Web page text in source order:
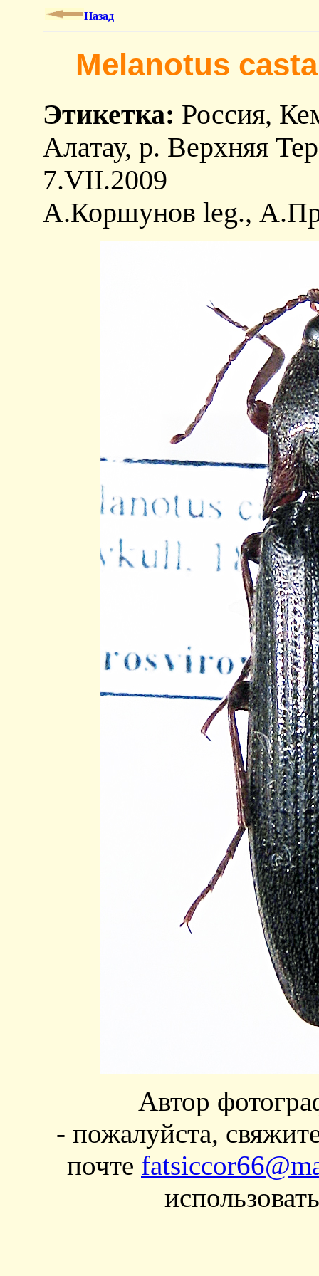
Назад
Melanotus
Этикетка: Россия,
Алатау, р. Верхняя
7.VII.2009
А.Коршунов leg.,
Автор
- пожалуйста,
почте